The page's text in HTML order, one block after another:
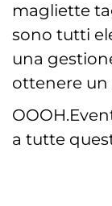
magliette
sono tutti
una
ottenere un
a tutte